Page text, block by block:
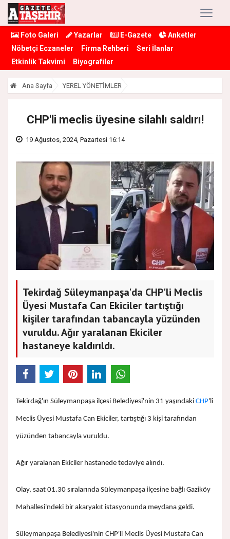
Foto Galeri Yazarlar E-Gazete
Anketler
Nöbetçi Eczaneler
Firma Rehberi
Seri İlanlar
Etkinlik Takvimi
Biyografiler
Ana Sayfa YEREL YÖNETİMLER
CHP'li meclis üyesine silahlı saldırı!
19 Ağustos, 2024, Pazartesi 16:14
Tekirdağ Süleymanpaşa'da CHP'li Meclis
Üyesi Mustafa Can Ekiciler tartıştığı
kişiler tarafından tabancayla yüzünden
vuruldu. Ağır yaralanan Ekiciler
hastaneye kaldırıldı.
Tekirdağ'ın Süleymanpaşa ilçesi Belediyesi'nin 31 yaşındaki CHP'li
Meclis Üyesi Mustafa Can Ekiciler, tartıştığı 3 kişi tarafından
yüzünden tabancayla vuruldu.
Ağır yaralanan Ekiciler hastanede tedaviye alındı.
Olay, saat 01.30 sıralarında Süleymanpaşa ilçesine bağlı Gaziköy
Mahallesi'ndeki bir akaryakıt istasyonunda meydana geldi.
Süleymanpaşa Belediyesi'nin CHP'li Meclis Üyesi Mustafa Can